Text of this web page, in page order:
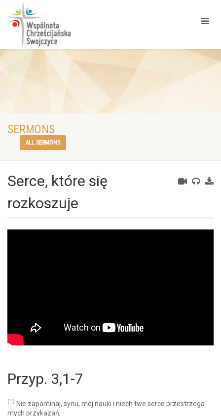
SERMONS
ALL SERMONS
Serce, które się
rozkoszuje
Przyp. 3,1-7
(1) Nie zapominaj, synu, mej nauki i niech twe serce przestrzega
mych przykazań,